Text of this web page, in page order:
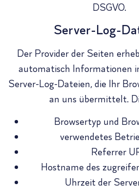
DSGVO.
Server-Log-
Der Provider der Seiten
automatisch Informationen
Server-Log-Dateien, die Ihr
an uns übermittelt.
Browsertyp und
verwendetes
Referrer
Hostname des
Uhrzeit der